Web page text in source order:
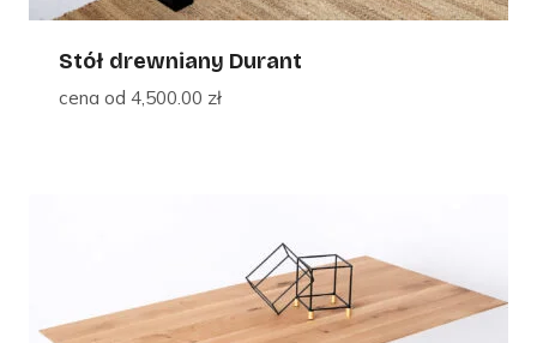
Stół drewniany Durant
cena od 4,500.00 zł